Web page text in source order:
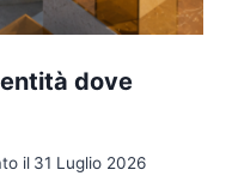
dove
il 31 Luglio 2026